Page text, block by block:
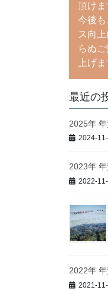
頂けま
今後
ス向
らぬ
上げま
最近の
2025年
2024-
2023年
2022-
2022年
2021-